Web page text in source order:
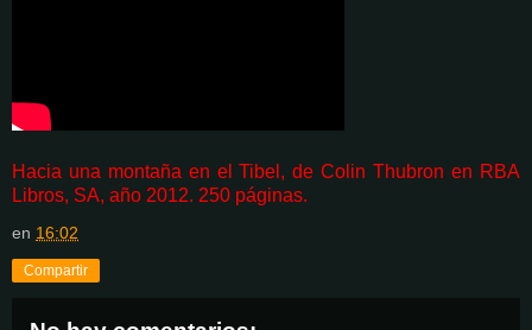
Hacia una montaña en el Tibel, de Colin Thubron en RBA
Libros, SA, año 2012. 250 páginas.
en 16:02
Compartir